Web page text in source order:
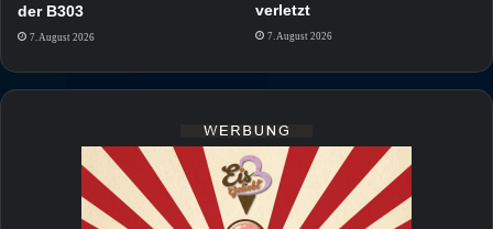
der B303
7. August 2026
verletzt
7. August 2026